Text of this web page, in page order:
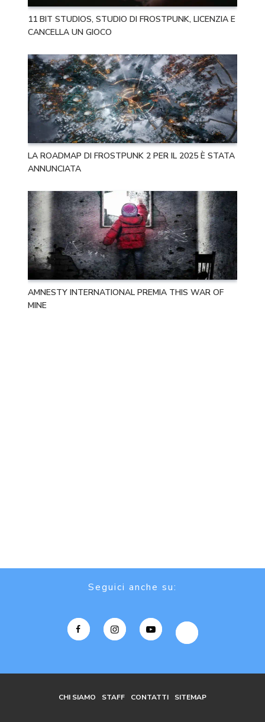
11 BIT STUDIOS, STUDIO DI FROSTPUNK, LICENZIA E
CANCELLA UN GIOCO
LA ROADMAP DI FROSTPUNK 2 PER IL 2025 È STATA
ANNUNCIATA
AMNESTY INTERNATIONAL PREMIA THIS WAR OF
MINE
Seguici anche su:
CHI SIAMO STAFF CONTATTI SITEMAP